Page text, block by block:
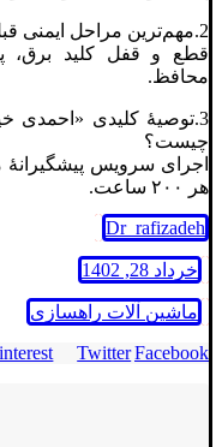
2.مهم‌ترین مراحل ایمنی قبل از سرویس دوره‌ای چیست؟
قطع و قفل کلید
محافظ.
3.توصیهٔ کلیدی «احمدی
چیست؟
اجرای سرویس
هر ۲۰۰ ساعت.
Dr_rafizadeh
خرداد 28, 1402
ماشین آلات راهسازی
Facebook
Twitter